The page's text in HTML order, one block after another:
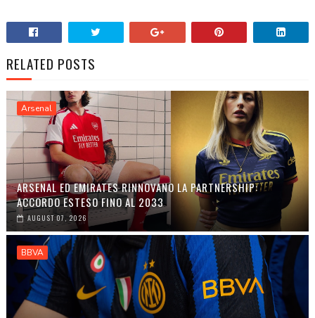
RELATED POSTS
Arsenal
ARSENAL ED EMIRATES RINNOVANO LA PARTNERSHIP:
ACCORDO ESTESO FINO AL 2033
AUGUST 07, 2026
BBVA